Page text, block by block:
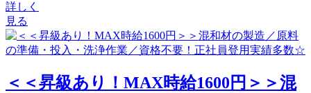
詳しく
見る
＜＜昇級あり！MAX時給1600円＞＞混